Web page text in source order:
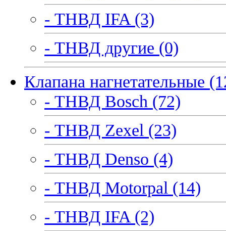
- ТНВД IFA (3)
- ТНВД другие (0)
Клапана нагнетательные
- ТНВД Bosch (72)
- ТНВД Zexel (23)
- ТНВД Denso (4)
- ТНВД Motorpal (14)
- ТНВД IFA (2)